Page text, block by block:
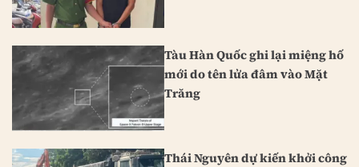
Tàu Hàn Quốc ghi lại miệng hố
mới do tên lửa đâm vào Mặt
Trăng
Thái Nguyên dự kiến khởi công